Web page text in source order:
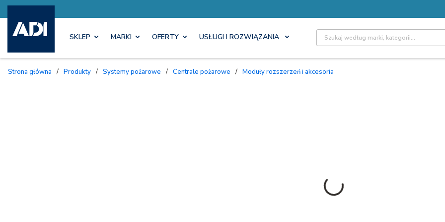
SKLEP MARKI OFERTY USŁUGI I ROZWIĄZANIA Site Search
Strona główna / Produkty / Systemy pożarowe / Centrale pożarowe / Moduły rozszerzeń i akcesoria